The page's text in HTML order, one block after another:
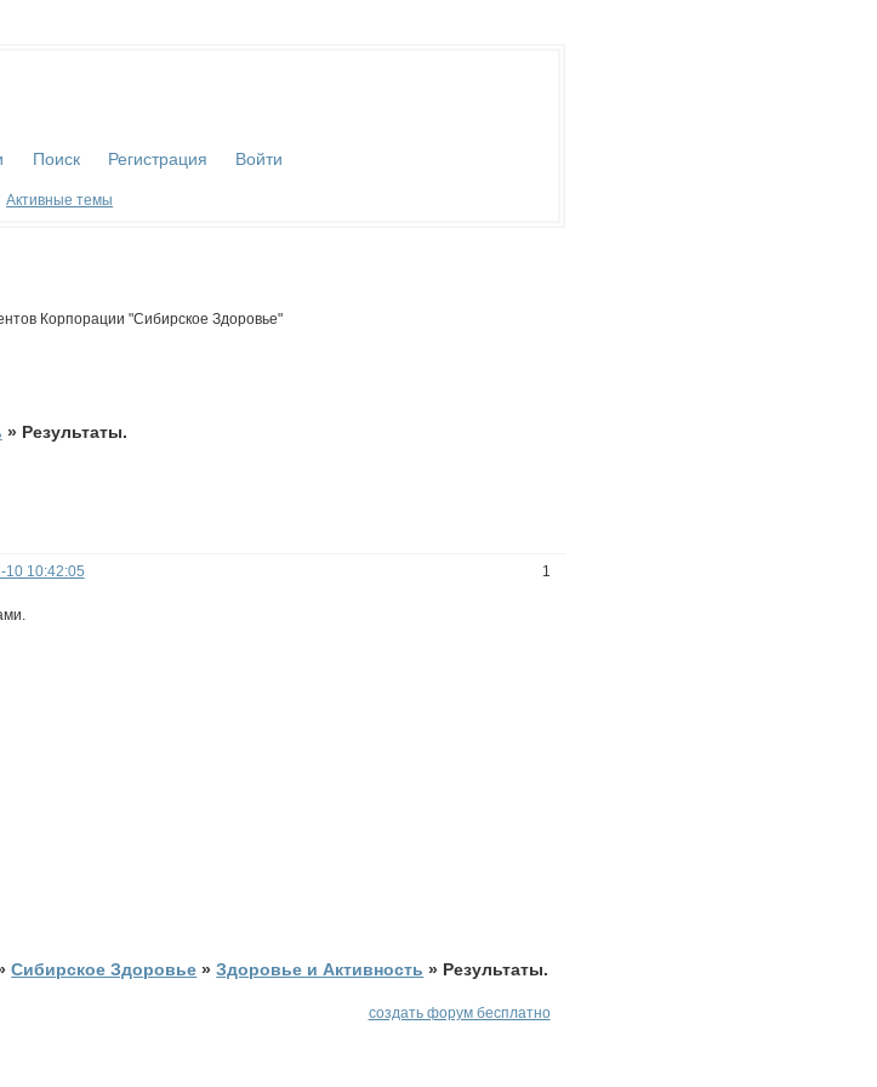
Поиск Регистрация Войти
Активные темы
Корпорации "Сибирское Здоровье"
» Результаты.
1
10 10:42:05
Сибирское Здоровье »Здоровье и Активность » Результаты.
создать форум бесплатно